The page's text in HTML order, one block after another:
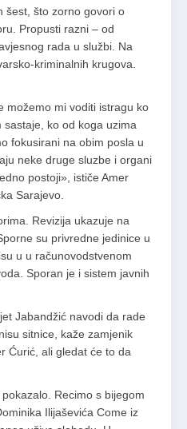
šest, što zorno govori o
Propusti razni – od
rada u službi. Na
kriminalnih krugova.
možemo mi voditi istragu ko
ko od koga uzima
fokusirani na obim posla u
neke druge sluzbe i organi
postoji», ističe Amer
Sarajevo.
Revizija ukazuje na
su privredne jedinice u
u u računovodstvenom
Sporan je i sistem javnih
Jabandžić navodi da rade
sitnice, kaže zamjenik
Ćurić, ali gledat će to da
Recimo s bijegom
Ilijaševića Come iz